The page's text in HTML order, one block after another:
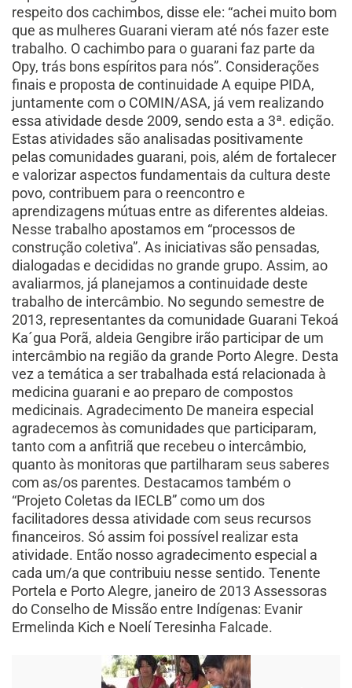
respeito dos cachimbos, disse ele: “achei muito bom
que as mulheres Guarani vieram até nós fazer este
trabalho. O cachimbo para o guarani faz parte da
Opy, trás bons espíritos para nós”. Considerações
finais e proposta de continuidade A equipe PIDA,
juntamente com o COMIN/ASA, já vem realizando
essa atividade desde 2009, sendo esta a 3ª. edição.
Estas atividades são analisadas positivamente
pelas comunidades guarani, pois, além de fortalecer
e valorizar aspectos fundamentais da cultura deste
povo, contribuem para o reencontro e
aprendizagens mútuas entre as diferentes aldeias.
Nesse trabalho apostamos em “processos de
construção coletiva”. As iniciativas são pensadas,
dialogadas e decididas no grande grupo. Assim, ao
avaliarmos, já planejamos a continuidade deste
trabalho de intercâmbio. No segundo semestre de
2013, representantes da comunidade Guarani Tekoá
Ka´gua Porã, aldeia Gengibre irão participar de um
intercâmbio na região da grande Porto Alegre. Desta
vez a temática a ser trabalhada está relacionada à
medicina guarani e ao preparo de compostos
medicinais. Agradecimento De maneira especial
agradecemos às comunidades que participaram,
tanto com a anfitriã que recebeu o intercâmbio,
quanto às monitoras que partilharam seus saberes
com as/os parentes. Destacamos também o
“Projeto Coletas da IECLB” como um dos
facilitadores dessa atividade com seus recursos
financeiros. Só assim foi possível realizar esta
atividade. Então nosso agradecimento especial a
cada um/a que contribuiu nesse sentido. Tenente
Portela e Porto Alegre, janeiro de 2013 Assessoras
do Conselho de Missão entre Indígenas: Evanir
Ermelinda Kich e Noelí Teresinha Falcade.